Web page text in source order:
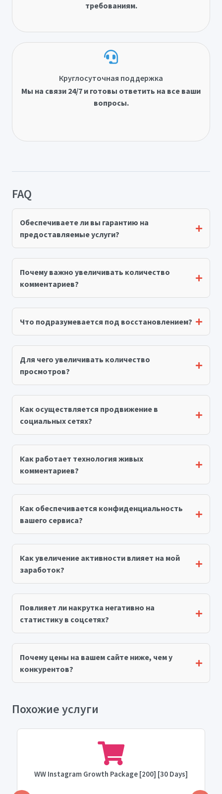
требованиям.
Круглосуточная поддержка
Мы на связи 24/7 и готовы ответить на все ваши
вопросы.
FAQ
Обеспечиваете ли вы гарантию на
предоставляемые услуги?
Почему важно увеличивать количество
комментариев?
Что подразумевается под восстановлением?
Для чего увеличивать количество
просмотров?
Как осуществляется продвижение в
социальных сетях?
Как работает технология живых
комментариев?
Как обеспечивается конфиденциальность
вашего сервиса?
Как увеличение активности влияет на мой
заработок?
Повлияет ли накрутка негативно на
статистику в соцсетях?
Почему цены на вашем сайте ниже, чем у
конкурентов?
Похожие услуги
WW Instagram Growth Package [200] [30 Days]